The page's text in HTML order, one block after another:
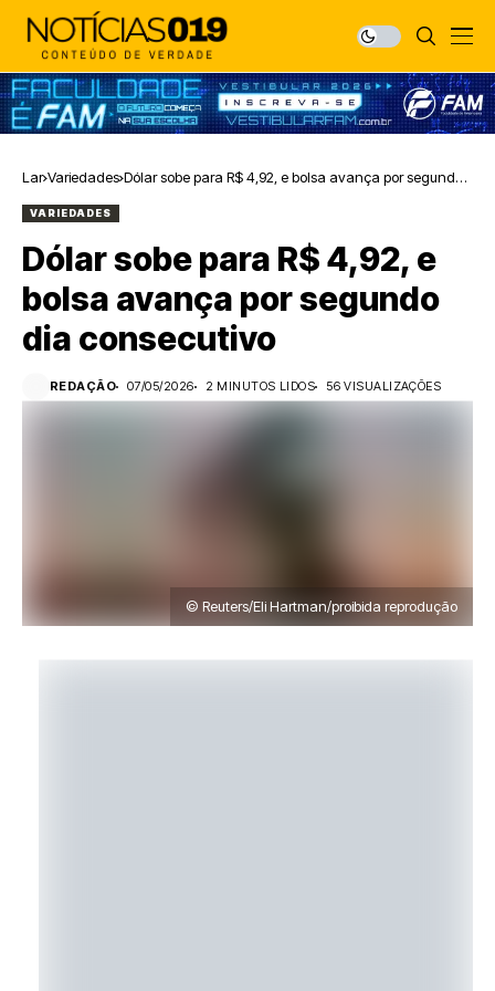
Lar Variedades Dólar sobe para R$ 4,92, e bolsa avança por segundo
VARIEDADES
Dólar sobe para R$ 4,92, e
bolsa avança por segundo
dia consecutivo
REDAÇÃO 07/05/2026 2 MINUTOS LIDOS 56 VISUALIZAÇÕES
© Reuters/Eli Hartman/proibida reprodução